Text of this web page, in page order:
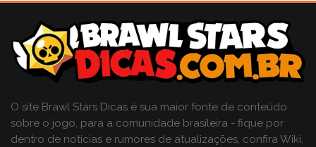
O site Brawl Stars Dicas é sua maior fonte de conteúdo
sobre o jogo, para a comunidade brasileira - fique por
dentro de notícias e rumores de atualizações, confira Wiki,